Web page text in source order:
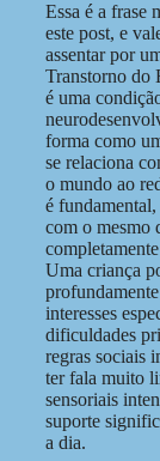
Essa é a frase
este post, e
assentar por
Transtorno do
é uma
forma como
se relaciona
o mundo ao
é
com o mesmo
Uma criança
interesses
dificuldades
regras sociais
ter fala muito
sensoriais
suporte
a dia.